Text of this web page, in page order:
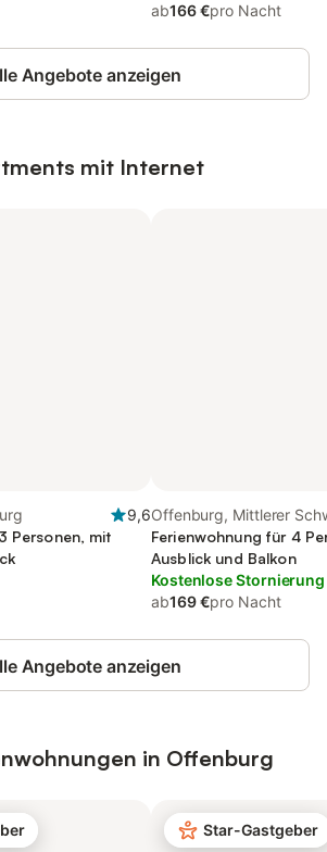
ab166 €pro Nacht
Angebote anzeigen
mit Internet
9,6
Personen, mit
Offenburg, Mittlerer
Ferienwohnung für 4
Ausblick und Balkon
Kostenlose Stornierung
ab169 €pro Nacht
Angebote anzeigen
in Offenburg
Star-Gastgeber